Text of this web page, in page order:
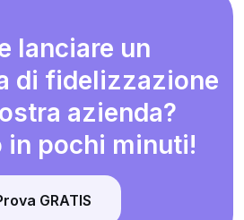
lanciare un
di fidelizzazione
azienda?
in pochi minuti!
GRATIS